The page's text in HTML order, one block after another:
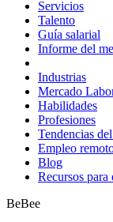
Servicios
Talento
Guía salarial
Informe del
Industrias
Mercado
Habilidades
Profesiones
Tendencias
Empleo
Blog
Recursos para
BeBee